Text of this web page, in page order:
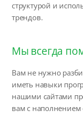
структурой и
трендов.
Мы всегда
Вам не нужно
иметь навыки
нашими сайтами
вам с наполнением